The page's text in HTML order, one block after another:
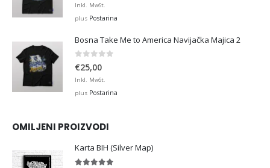
Inkl. MwSt.
plus Postarina
Bosna Take Me to America Navijačka Majica 2
0 out of 5
€25,00
Inkl. MwSt.
plus Postarina
OMILJENI PROIZVODI
Karta BIH (Silver Map)